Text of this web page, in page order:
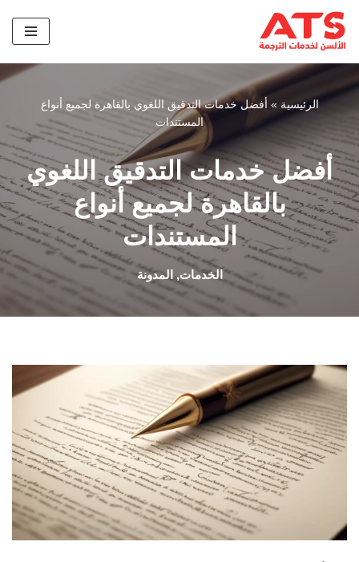
تخطى
إلى
المحتوى
الرئيسية » أفضل خدمات التدقيق اللغوي بالقاهرة لجميع أنواع
المستندات
أفضل خدمات التدقيق اللغوي
بالقاهرة لجميع أنواع
المستندات
الخدمات, المدونة